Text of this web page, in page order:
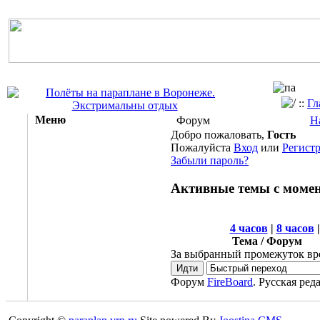
::
Меню
Форум
Добро пожаловать, Гость
Пожалуйста Вход или
Забыли пароль?
Активные темы с
4 часов| 8 часов|
Тема / Форум
За выбранный промежуток
Форум FireBoard. Русская